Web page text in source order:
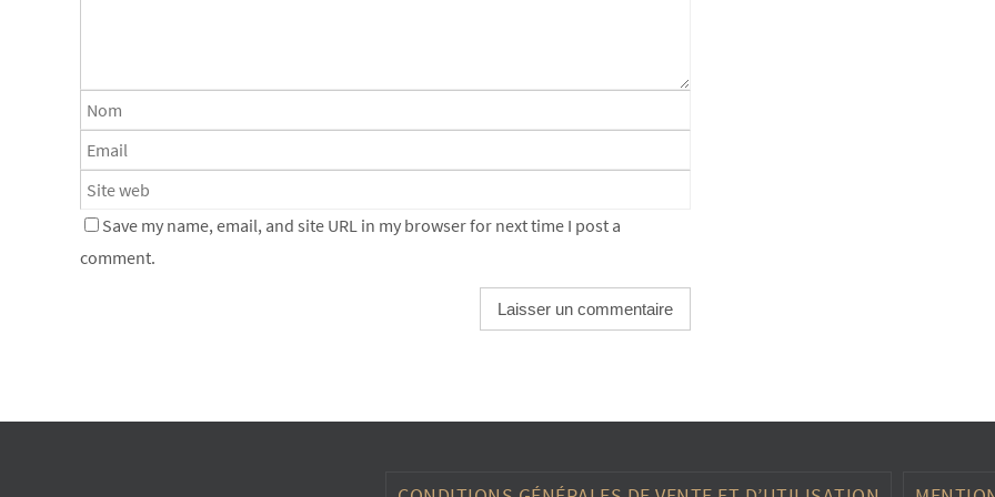
Save my name, email, and site URL in my browser for next time I post a
comment.